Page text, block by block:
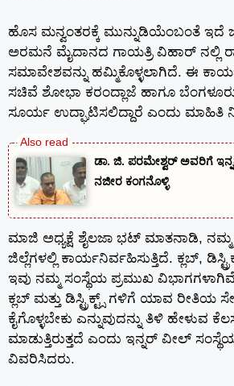
ಹೊಸ ಮನ್ವಂತರಕ್ಕೆ ಮುನ್ನುಡಿಯೆಂಬಂತೆ ಇದೆ
ಅರಮನೆ ಮೈದಾನದ ಗಾಯತ್ರಿ ವಿಹಾರ್ ನಲ್ಲಿ
ಸಮಾವೇಶವನ್ನು ಹಮ್ಮಿಕೊಳ್ಳಲಾಗಿದೆ. ಈ
ಸಚಿವೆ ಶೋಭಾ ಕರಂದ್ಲಾಜೆ ಹಾಗೂ
ಸೂರ್ಯ ಉದ್ಘಾಟಿಸಲಿದ್ದಾರೆ ಎಂದು ಮಾಹಿತಿ
ಡಾ. ಜಿ. ಪರಮೇಶ್ವರ್ ಅವರಿಗೆ
ನಜೀರ ಕಂಗನೊಳ್ಳಿ
ಮಾಜಿ ಅಧ್ಯಕ್ಷೆ ಶೈಲಜಾ ಭಟ್ ಮಾತನಾಡಿ, ನಮ್ಮ
ಜಿಲ್ಲೆಗಳಲ್ಲಿ ಕಾರ್ಯನಿರ್ವಹಿಸುತ್ತಿದೆ. ಕ್ಲಬ್,
ಇವು ನಮ್ಮ ಸಂಸ್ಥೆಯ ಪ್ರಮುಖ
ಕ್ಲಬ್ ಮತ್ತು ಡಿಸ್ಟ್ರಿಕ್ಟ್ಸ್ ಗಳಿಗೆ ಯಾವ ರೀತಿಯ
ಕೈಗೊಳ್ಳಬೇಕು ಎನ್ನುವುದನ್ನು ತಿಳಿ ಹೇಳುವ
ಮಾಡುತ್ತಿರುತ್ತದೆ ಎಂದು ಇನ್ನರ್ ವೀಲ್
ವಿವರಿಸಿದರು.